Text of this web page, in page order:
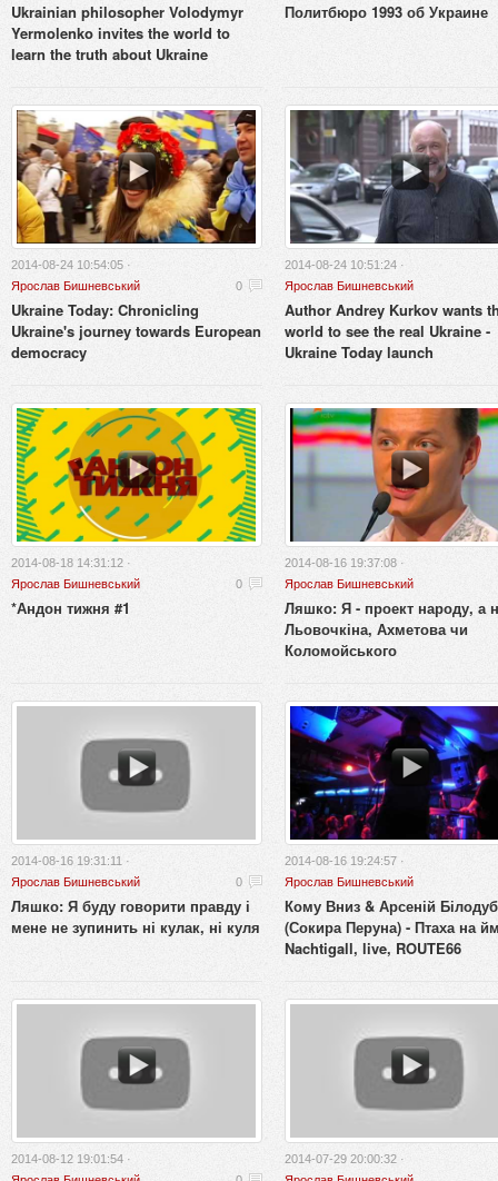
Ukrainian philosopher Volodymyr
Yermolenko invites the world to
learn the truth about Ukraine
Политбюро 1993 об Украине
2014-08-24 10:54:05 ·
Ярослав Бишневський
0
Ukraine Today: Chronicling
Ukraine's journey towards European
democracy
2014-08-24 10:51:24 ·
Ярослав Бишневський
Author Andrey Kurkov wants
world to see the real Ukraine -
Ukraine Today launch
2014-08-18 14:31:12 ·
Ярослав Бишневський
0
*Андон тижня #1
2014-08-16 19:37:08 ·
Ярослав Бишневський
Ляшко: Я - проект народу, а
Льовочкіна, Ахметова чи
Коломойського
2014-08-16 19:31:11 ·
Ярослав Бишневський
0
Ляшко: Я буду говорити правду і
мене не зупинить ні кулак, ні куля
2014-08-16 19:24:57 ·
Ярослав Бишневський
Кому Вниз & Арсеній Білодуб
(Сокира Перуна) - Птаха на
Nachtigall, live, ROUTE66
2014-08-12 19:01:54 ·
2014-07-29 20:00:32 ·